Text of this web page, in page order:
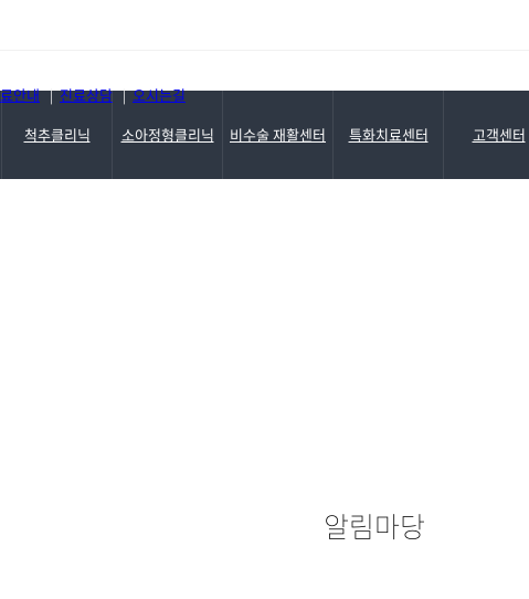
안내 | 진료상담 | 오시는길
척추클리닉 소아정형클리닉 비수술 재활센터 특화치료센터 고객센터
알림마당